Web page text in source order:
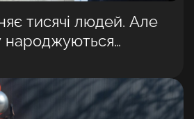
тисячі людей. Але
народжуються
Володимир